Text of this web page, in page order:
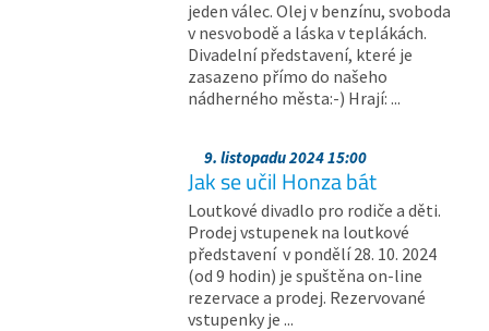
jeden válec. Olej v benzínu, svoboda
v nesvobodě a láska v teplákách.
Divadelní představení, které je
zasazeno přímo do našeho
nádherného města:-) Hrají: ...
9. listopadu 2024 15:00
Jak se učil Honza bát
Loutkové divadlo pro rodiče a děti.
Prodej vstupenek na loutkové
představení v pondělí 28. 10. 2024
(od 9 hodin) je spuštěna on-line
rezervace a prodej. Rezervované
vstupenky je ...